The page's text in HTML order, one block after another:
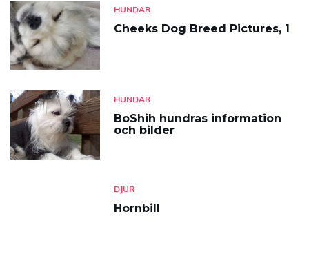
HUNDAR
Cheeks Dog Breed Pictures, 1
HUNDAR
BoShih hundras information
och bilder
DJUR
Hornbill